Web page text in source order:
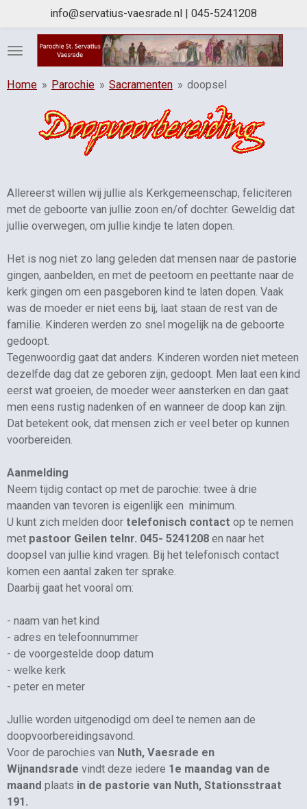
naar
hoofdinhoud
info@servatius-vaesrade.nl | 045-5241208
Home » Parochie » Sacramenten » doopsel
Allereerst willen wij jullie als Kerkgemeenschap, feliciteren
met de geboorte van jullie zoon en/of dochter. Geweldig dat
jullie overwegen, om jullie kindje te laten dopen.
Het is nog niet zo lang geleden dat mensen naar de pastorie
gingen, aanbelden, en met de peetoom en peettante naar de
kerk gingen om een pasgeboren kind te laten dopen. Vaak
was de moeder er niet eens bij, laat staan de rest van de
familie. Kinderen werden zo snel mogelijk na de geboorte
gedoopt.
Tegenwoordig gaat dat anders. Kinderen worden niet meteen
dezelfde dag dat ze geboren zijn, gedoopt. Men laat een kind
eerst wat groeien, de moeder weer aansterken en dan gaat
men eens rustig nadenken of en wanneer de doop kan zijn.
Dat betekent ook, dat mensen zich er veel beter op kunnen
voorbereiden.
Aanmelding
Neem tijdig contact op met de parochie: twee à drie
maanden van tevoren is eigenlijk een minimum.
U kunt zich melden door telefonisch contact op te nemen
met pastoor Geilen telnr. 045- 5241208 en naar het
doopsel van jullie kind vragen. Bij het telefonisch contact
komen een aantal zaken ter sprake.
Daarbij gaat het vooral om:
- naam van het kind
- adres en telefoonnummer
- de voorgestelde doop datum
- welke kerk
- peter en meter
Jullie worden uitgenodigd om deel te nemen aan de
doopvoorbereidingsavond.
Voor de parochies van Nuth, Vaesrade en
Wijnandsrade vindt deze iedere 1e maandag van de
maand plaats in de pastorie van Nuth, Stationsstraat
191.